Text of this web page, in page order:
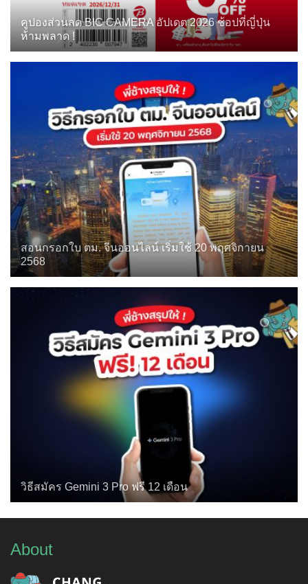
คูปองส่วนลด BIC CAMERA อัปเดต 2026 ช้อปที่ญี่ปุ่น
ห้ามพลาด !
สอนกรอกใบ ตม. จีนออนไลน์ เริ่มใช้ 20 พฤศจิกายน
2568
วิธีสมัคร Gemini 3 Pro ฟรี 12 เดือน
About